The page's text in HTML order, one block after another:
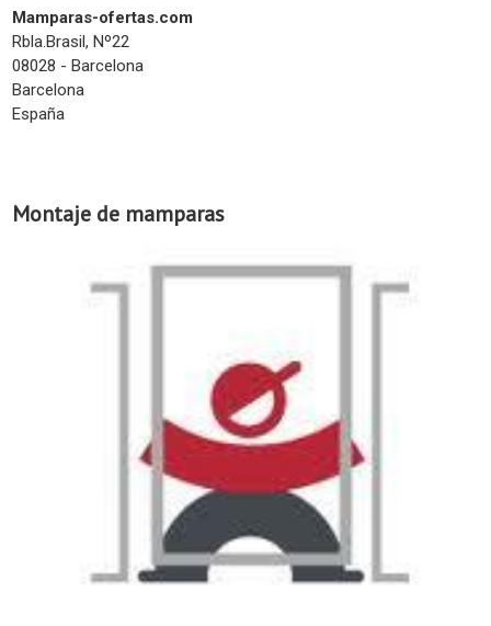
Mamparas-ofertas.com
Rbla.Brasil, Nº22
08028 - Barcelona
Barcelona
España
Montaje de mamparas